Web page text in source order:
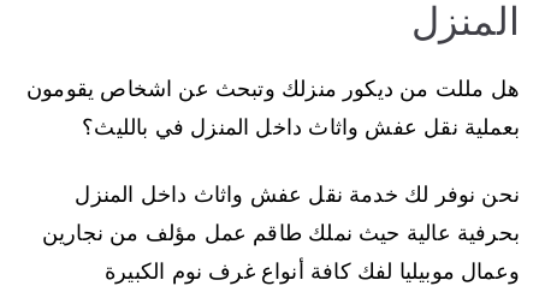
المنزل
هل مللت من ديكور منزلك وتبحث عن اشخاص يقومون
بعملية نقل عفش واثاث داخل المنزل في بالليث؟
نحن نوفر لك خدمة نقل عفش واثاث داخل المنزل
بحرفية عالية حيث نملك طاقم عمل مؤلف من نجارين
وعمال موبيليا لفك كافة أنواع غرف نوم الكبيرة